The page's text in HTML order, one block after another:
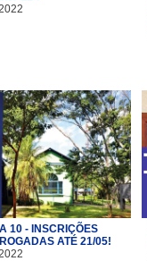
10 - INSCRIÇÕES
ATÉ 21/05!